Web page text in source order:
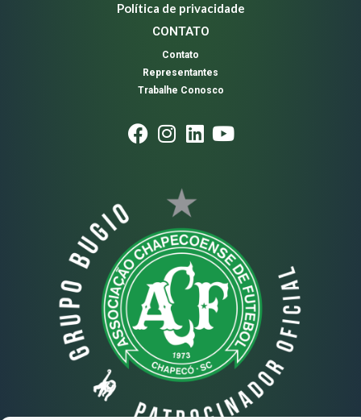
Política de privacidade
CONTATO
Contato
Representantes
Trabalhe Conosco